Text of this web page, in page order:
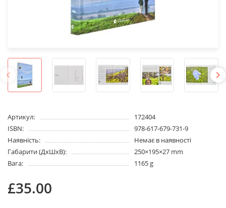
Артикул:
172404
ISBN:
978-617-679-731-9
Наявність:
Немає в наявності
Габарити (ДхШхВ):
250×195×27 mm
Вага:
1165 g
£35.00